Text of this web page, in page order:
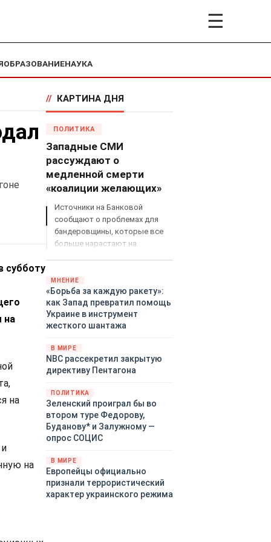
☰
ОБРАЗОВАНИЕНАУКА
субботу
на
на
на
// КАРТИНА ДНЯ
ПОЛИТИКА
Западные СМИ
рассуждают о
медленной смерти
«коалиции желающих»
Источники на Банковой
сообщают о проблемах для
бандеровщины, которые все
больше нарастают на
«страны 404» в следующем
году. Однако киевские
временщики не торопятся
заключать мир - ведь есть
поддержка в ЕС.
Британии и Германии, выборы
во Франции могут полностью
изменить геополитический
ландшафт в мире, пока
Зеленский ожидает выборов
в США.
МНЕНИЕ
«Борьба за каждую ракету»:
как Запад превратил помощь
Украине в инструмент
жесткого шантажа
В МИРЕ
NBC рассекретил закрытую
директиву Пентагона
ПОЛИТИКА
Зеленский проиграл бы во
втором туре Федорову,
Буданову* и Залужному —
опрос СОЦИС
В МИРЕ
Европейцы официально
признали террористический
характер украинского режима